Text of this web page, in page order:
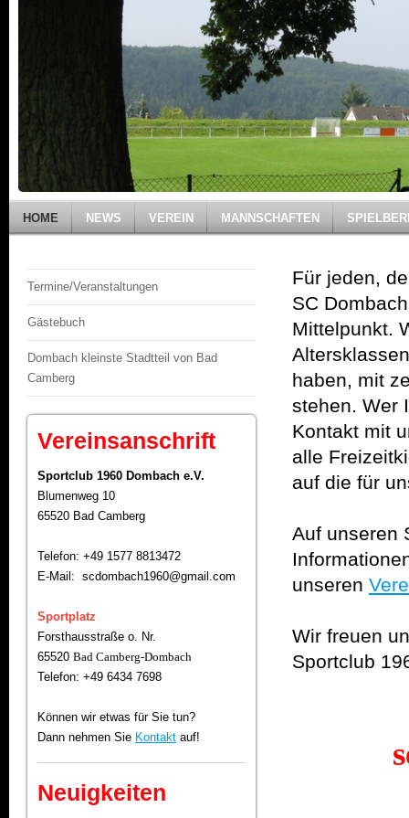
HOME NEWS VEREIN MANNSCHAFTEN
Termine/Veranstaltungen
Gästebuch
Dombach kleinste Stadtteil von Bad
Camberg
Vereinsanschrift
Sportclub 1960 Dombach e.V.
Blumenweg 10
65520 Bad Camberg
Telefon: +49 1577 8813472
E-Mail: scdombach1960@gmail.com
Sportplatz
Forsthausstraße o. Nr.
65520 Bad Camberg-Dombach
Telefon: +49 6434 7698
Können wir etwas für Sie tun?
Dann nehmen Sie Kontakt auf!
Neuigkeiten
Für jeden,
SC
Mittelpunkt.
haben, mit
stehen. Wer
Kontakt mit
alle
auf die für
Auf unseren
unseren
Wir freuen
Sportclub